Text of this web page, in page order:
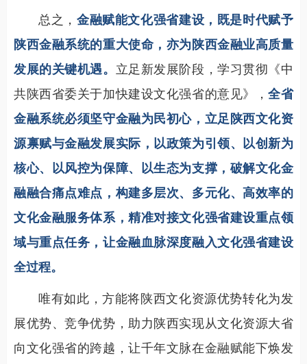
总之， 金融赋能文化强省建设，既是时代赋予
陕西金融系统的重大使命，亦为陕西金融业高质量
发展的关键机遇。 立足新发展阶段，学习贯彻《中
共陕西省委关于加快建设文化强省的意见》，全省
金融系统必须坚守金融为民初心，立足陕西文化资
源禀赋与金融发展实际，以政策为引领、以创新为
核心、以风控为保障、以生态为支撑，破解文化金
融融合痛点难点，构建多层次、多元化、高效率的
文化金融服务体系，精准对接文化强省建设重点领
域与重点任务，让金融血脉深度融入文化强省建设
全过程。
唯有如此，方能将陕西文化资源优势转化为发
展优势、竞争优势，助力陕西实现从文化资源大省
向文化强省的跨越，让千年文脉在金融赋能下焕发